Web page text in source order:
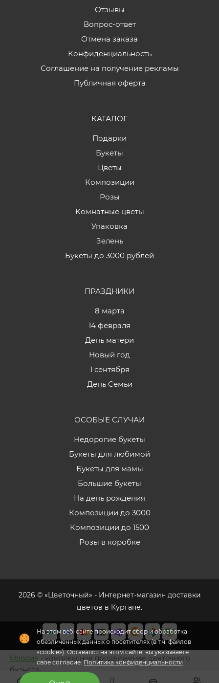
На этом веб-сайте происходит сбор и обработка
обезличенных данных о посетителях (в т.ч. файлов
«cookie»). Оставаясь на этом сайте, вы указываете
свое согласие.Политика конфиденциальности
Отзывы
Вопрос-ответ
Отмена заказа
Конфиденциальность
Соглашение на получение рекламы
Публичная оферта
КАТАЛОГ
Подарки
Букеты
Цветы
Композиции
Розы
Комнатные цветы
Упаковка
Зелень
Букеты до 3000 рублей
ПРАЗДНИКИ
8 марта
14 февраля
День матери
Новый год
1 сентября
День Семьи
ОСОБЫЕ СЛУЧАИ
Недорогие букеты
Букеты для любимой
Букеты для мамы
Большие букеты
На день рождения
Композиции до 3000
Композиции до 1500
Розы в коробке
2026 © «Цветочный» - Интернет-магазин доставки
цветов в Кургане.
Флория - комплексное продвижение цветочного
бизнеса